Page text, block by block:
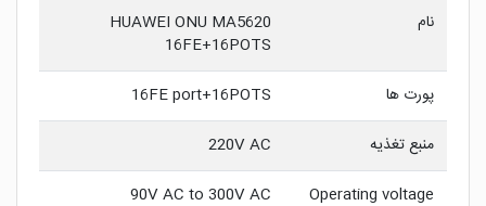
نام
HUAWEI ONU MA5620
16FE+16POTS
پورت ها
16FE port+16POTS
منبع تغذیه
220V AC
Operating voltage
90V AC to 300V AC